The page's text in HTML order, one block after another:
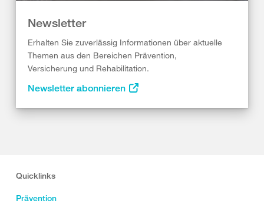
Newsletter
Erhalten Sie zuverlässig Informationen über aktuelle
Themen aus den Bereichen Prävention,
Versicherung und Rehabilitation.
Newsletter abonnieren
Quicklinks
Prävention